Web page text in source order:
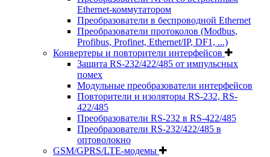
Ethernet-коммутатором
Преобразователи в беспроводной Ethernet
Преобразователи протоколов (Modbus,
Profibus, Profinet, Ethernet/IP, DF1, ...)
Конвертеры и повторители интерфейсов
Защита RS-232/422/485 от импульсных
помех
Модульные преобразователи интерфейсов
Повторители и изоляторы RS-232, RS-
422/485
Преобразователи RS-232 в RS-422/485
Преобразователи RS-232/422/485 в
оптоволокно
GSM/GPRS/LTE-модемы